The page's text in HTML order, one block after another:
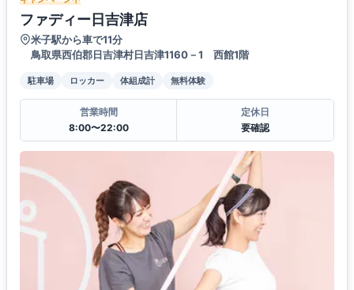
ファディー日吉津店
米子駅から車で11分
鳥取県西伯郡日吉津村日吉津1160－1 西館1階
駐車場 ロッカー 体組成計 無料体験
営業時間
8:00〜22:00
定休日
要確認